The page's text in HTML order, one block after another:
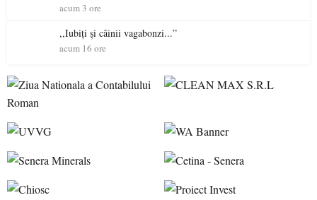
acum 3 ore
,,Iubiți și câinii vagabonzi...”
acum 16 ore